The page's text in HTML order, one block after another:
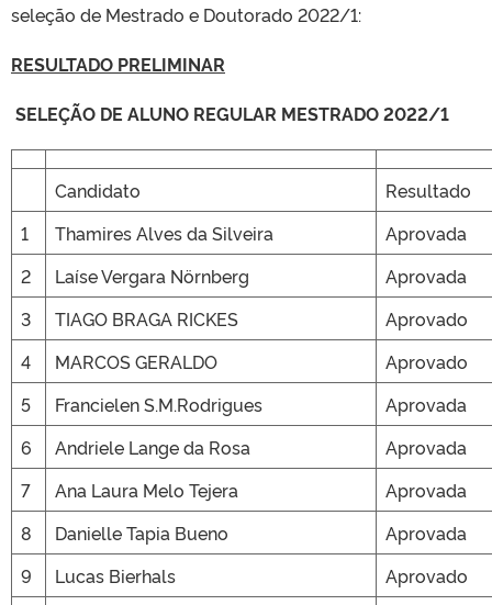
seleção de Mestrado e Doutorado 2022/1:
RESULTADO PRELIMINAR
SELEÇÃO DE ALUNO REGULAR MESTRADO 2022/1
Candidato
Resultado
1
Thamires Alves da Silveira
Aprovada
2
Laíse Vergara Nörnberg
Aprovada
3
TIAGO BRAGA RICKES
Aprovado
4
MARCOS GERALDO
Aprovado
5
Francielen S.M.Rodrigues
Aprovada
6
Andriele Lange da Rosa
Aprovada
7
Ana Laura Melo Tejera
Aprovada
8
Danielle Tapia Bueno
Aprovada
9
Lucas Bierhals
Aprovado